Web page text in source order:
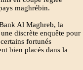
maghrébin.
Al Maghreb, la
discrète enquête pour
fortunés
bien placés dans la